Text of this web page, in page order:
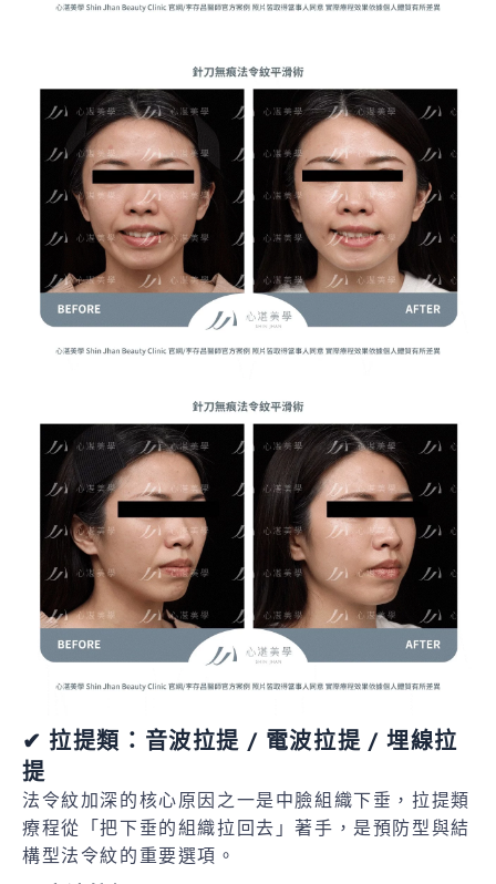
✔ 拉提類：音波拉提 / 電波拉提 / 埋線拉
提
法令紋加深的核心原因之一是中臉組織下垂，拉提類
療程從「把下垂的組織拉回去」著手，是預防型與結
構型法令紋的重要選項。